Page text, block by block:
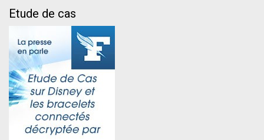
Etude de cas